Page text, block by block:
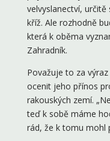
velvyslanectví,
kříž. Ale rozhodně
která k oběma
Zahradník.
Považuje to za
ocenit jeho přínos
rakouských zemí.
teď k sobě máme
rád, že k tomu mohl